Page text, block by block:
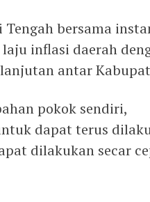
Tengah bersama
inflasi daerah
antar
pokok sendiri,
dapat terus
dilakukan secar